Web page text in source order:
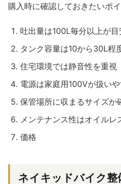
購入時に確認しておきたいポ
吐出量は100L毎分以上が目
タンク容量は10から30L程
住宅環境では静音性を重視
電源は家庭用100Vが扱い
保管場所に収まるサイズか
メンテナンス性はオイルレ
価格
ネイキッドバイク